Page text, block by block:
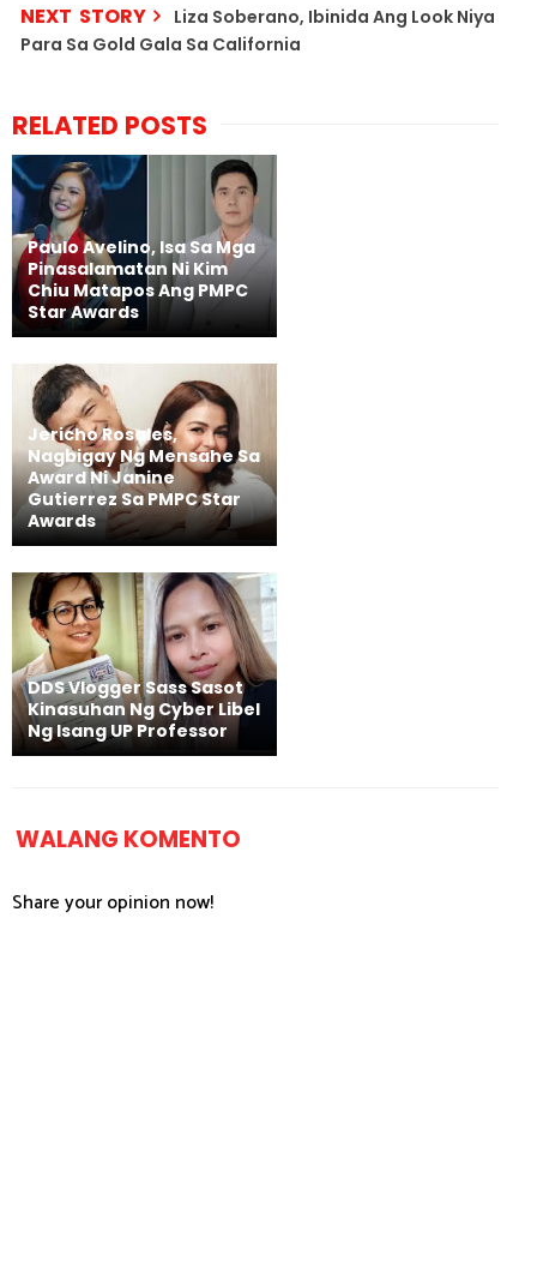
NEXT STORY
Liza Soberano, Ibinida Ang Look Niya
Para Sa Gold Gala Sa California
RELATED POSTS
Paulo Avelino, Isa Sa Mga
Pinasalamatan Ni Kim
Chiu Matapos Ang PMPC
Star Awards
Jericho Rosales,
Nagbigay Ng Mensahe Sa
Award Ni Janine
Gutierrez Sa PMPC Star
Awards
DDS Vlogger Sass Sasot
Kinasuhan Ng Cyber Libel
Ng Isang UP Professor
WALANG KOMENTO
Share your opinion now!